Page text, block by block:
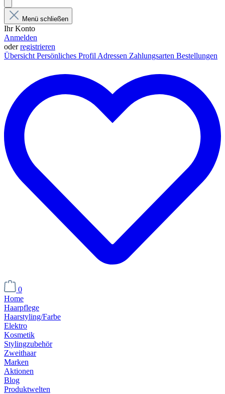
Menü schließen
Ihr Konto
Anmelden
oderregistrieren
Übersicht Persönliches Profil Adressen Zahlungsarten Bestellungen
0
Home
Haarpflege
Haarstyling/Farbe
Elektro
Kosmetik
Stylingzubehör
Zweithaar
Marken
Aktionen
Blog
Produktwelten